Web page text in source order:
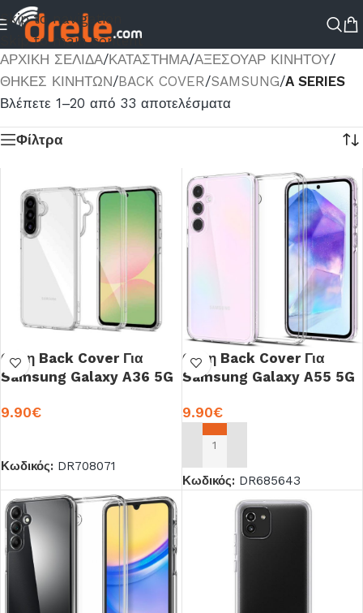
Skip to navigation
Skip to main content
ΑΡΧΙΚΉ ΣΕΛΊΔΑ/ΚΑΤΆΣΤΗΜΑ/ΑΞΕΣΟΥΑΡ ΚΙΝΗΤΟΥ/
ΘΗΚΕΣ ΚΙΝΗΤΩΝ/BACK COVER/SAMSUNG/A SERIES
Βλέπετε 1–20 από 33 αποτελέσματα
Φίλτρα
Θήκη Back Cover Για
Samsung Galaxy A36 5G
9.90€
Κωδικός: DR708071
Θήκη Back Cover Για
Samsung Galaxy A55 5G
9.90€
ΠΡΟΣΘΉΚΗ ΣΤΟ ΚΑΛΆΘΙ
Κωδικός: DR685643